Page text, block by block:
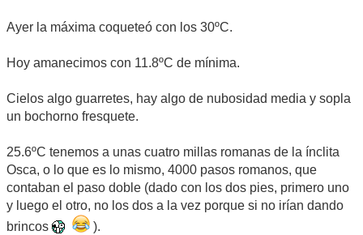
Ayer la máxima coqueteó con los 30ºC.
Hoy amanecimos con 11.8ºC de mínima.
Cielos algo guarretes, hay algo de nubosidad media y sopla
un bochorno fresquete.
25.6ºC tenemos a unas cuatro millas romanas de la ínclita
Osca, o lo que es lo mismo, 4000 pasos romanos, que
contaban el paso doble (dado con los dos pies, primero uno
y luego el otro, no los dos a la vez porque si no irían dando
brincos
).